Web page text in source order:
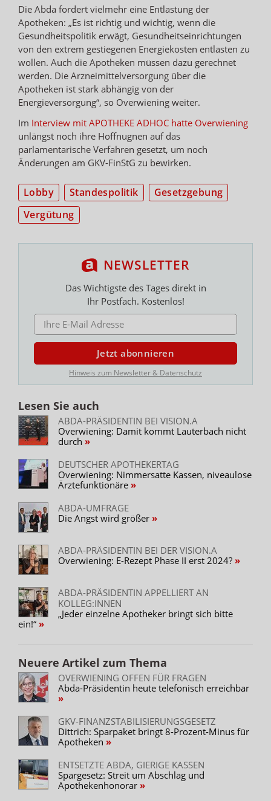
Die Abda fordert vielmehr eine Entlastung der
Apotheken: „Es ist richtig und wichtig, wenn die
Gesundheitspolitik erwägt, Gesundheitseinrichtungen
von den extrem gestiegenen Energiekosten entlasten zu
wollen. Auch die Apotheken müssen dazu gerechnet
werden. Die Arzneimittelversorgung über die
Apotheken ist stark abhängig von der
Energieversorgung“, so Overwiening weiter.
Im Interview mit APOTHEKE ADHOC hatte Overwiening
unlängst noch ihre Hoffnugnen auf das
parlamentarische Verfahren gesetzt, um noch
Änderungen am GKV-FinStG zu bewirken.
Lobby Standespolitik
Gesetzgebung
Vergütung
NEWSLETTER
Das Wichtigste des Tages direkt in
Ihr Postfach. Kostenlos!
E-MAIL ADRESSE
Jetzt abonnieren
Hinweis zum Newsletter & Datenschutz
Lesen Sie auch
ABDA-PRÄSIDENTIN BEI VISION.A
Overwiening: Damit kommt Lauterbach nicht
durch
DEUTSCHER APOTHEKERTAG
Overwiening: Nimmersatte Kassen, niveaulose
Ärztefunktionäre
ABDA-UMFRAGE
Die Angst wird größer
ABDA-PRÄSIDENTIN BEI DER VISION.A
Overwiening: E-Rezept Phase II erst 2024?
ABDA-PRÄSIDENTIN APPELLIERT AN
KOLLEG:INNEN
„Jeder einzelne Apotheker bringt sich bitte
ein!“
Neuere Artikel zum Thema
OVERWIENING OFFEN FÜR FRAGEN
Abda-Präsidentin heute telefonisch erreichbar
GKV-FINANZSTABILISIERUNGSGESETZ
Dittrich: Sparpaket bringt 8-Prozent-Minus für
Apotheken
ENTSETZTE ABDA, GIERIGE KASSEN
Spargesetz: Streit um Abschlag und
Apothekenhonorar